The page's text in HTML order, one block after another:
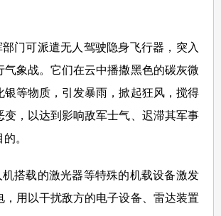
可派遣无人驾驶隐身飞行器，突入
气象战。它们在云中播撒黑色的碳灰微
银等物质，引发暴雨，掀起狂风，搅得
变，以达到影响敌军士气、迟滞其军事
。
载的激光器等特殊的机载设备激发
，用以干扰敌方的电子设备、雷达装置